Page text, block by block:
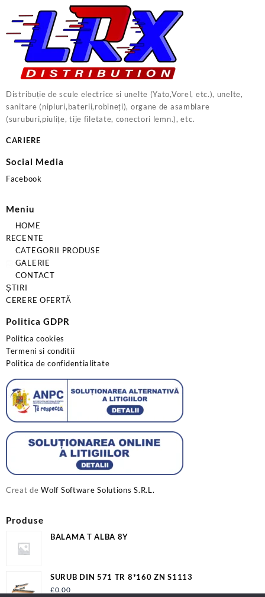
Distribuție de scule electrice si unelte (Yato,Vorel, etc.), unelte,
sanitare (nipluri,baterii,robineți), organe de asamblare
(suruburi,piulițe, tije filetate, conectori lemn.), etc.
CARIERE
Social Media
Facebook
Meniu
HOME
RECENTE
CATEGORII PRODUSE
GALERIE
CONTACT
ȘTIRI
CERERE OFERTĂ
Politica GDPR
Politica cookies
Termeni si conditii
Politica de confidentialitate
Creat deWolf Software Solutions S.R.L.
Produse
BALAMA T ALBA 8Y
SURUB DIN 571 TR 8*160 ZN S1113
£0.00